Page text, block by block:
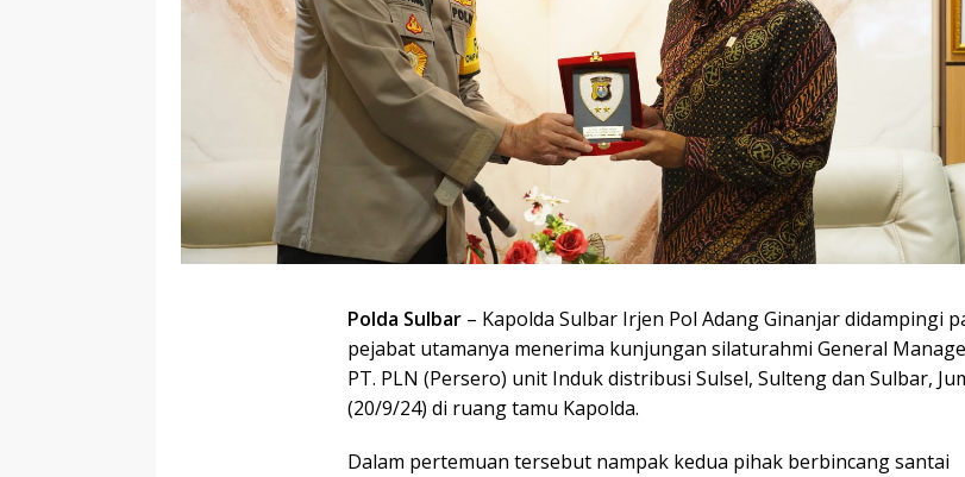
Polda Sulbar – Kapolda Sulbar Irjen Pol Adang Ginanjar didampingi
pejabat utamanya menerima kunjungan silaturahmi General
PT. PLN (Persero) unit Induk distribusi Sulsel, Sulteng dan Sulbar,
(20/9/24) di ruang tamu Kapolda.
Dalam pertemuan tersebut nampak kedua pihak berbincang santai